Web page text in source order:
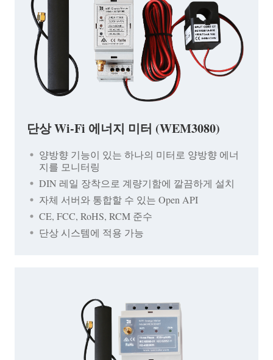
단상 Wi-Fi 에너지 미터 (WEM3080)
양방향 기능이 있는 하나의 미터로 양방향 에너
지를 모니터링
DIN 레일 장착으로 계량기함에 깔끔하게 설치
자체 서버와 통합할 수 있는 Open API
CE, FCC, RoHS, RCM 준수
단상 시스템에 적용 가능